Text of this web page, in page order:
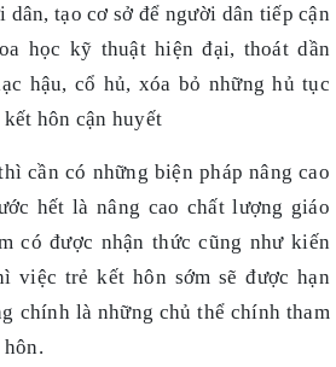
dân, tạo cơ sở để người dân tiếp cận
học kỹ thuật hiện đại, thoát dần
hậu, cổ hủ, xóa bỏ những hủ tục
hôn cận huyết
cần có những biện pháp nâng cao
hết là nâng cao chất lượng giáo
có được nhận thức cũng như kiến
việc trẻ kết hôn sớm sẽ được hạn
chính là những chủ thể chính tham
hôn.